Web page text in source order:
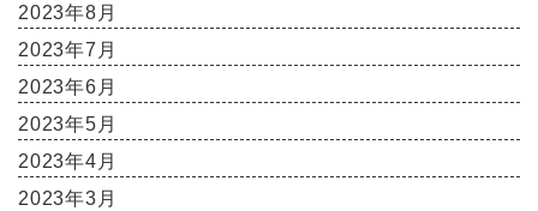
2023年8月
2023年7月
2023年6月
2023年5月
2023年4月
2023年3月